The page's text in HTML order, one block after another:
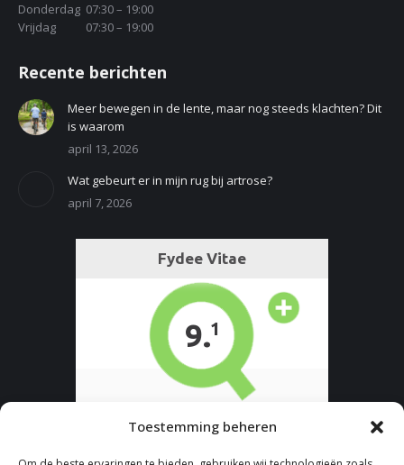
Toestemming beheren
Donderdag 07:30 – 19:00
Vrijdag
07:30 – 19:00
Recente berichten
Meer bewegen in de lente, maar nog steeds klachten? Dit
is waarom
april 13, 2026
Wat gebeurt er in mijn rug bij artrose?
april 7, 2026